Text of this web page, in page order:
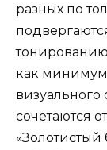
разных по
как минимум
сочетаются
«Золотистый